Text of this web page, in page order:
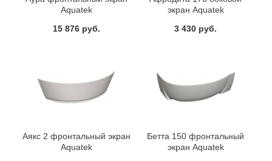
Aquatek
15 876 руб.
экран Aquatek
3 430 руб.
Аякс 2 фронтальный экран
Aquatek
Бетта 150 фронтальный
экран Aquatek